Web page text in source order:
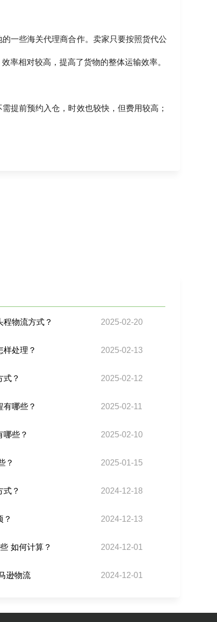
一些海关代理商合作。卖家只要按照货代公
率相对较高，提高了货物的整体运输效率。
提前预约入仓，时效也较快，但费用较高；
物流方式？ 2025-02-20
样处理？ 2025-02-13
式？ 2025-02-12
哪些？ 2025-02-11
哪些？ 2025-02-10
？ 2025-01-15
式？ 2024-12-18
？ 2024-12-13
如何计算？ 2024-12-01
逊物流 2024-12-01